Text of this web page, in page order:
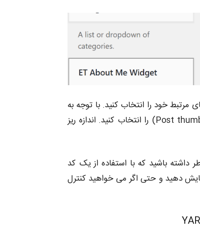
خود را انتخاب کنید. با توجه به
اهمیت تصاویر در جذب مخاطب، پیشنهاد می کنیم که (Post thumbnails) را انتخاب کنید. اندازه ریز
باشید که با استفاده از یک کد
دهید و حتی اگر می خواهید کنترل